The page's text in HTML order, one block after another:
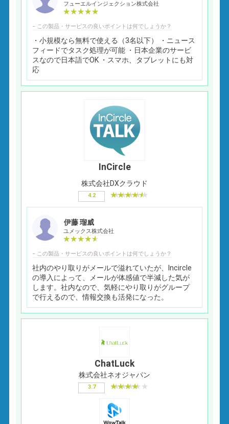
フューエルインジェクション株式会社
− この製品・サービスの良いポイントは何でしょうか？
・小規模なら無料で使える（3名以下） ・ニュース
フィードでタスク処理が可能 ・日本企業のサービ
スなので日本語でOK ・スマホ、タブレットにも対
応
InCircle
株式会社DXクラウド
4.2
伊藤 瑠威
ユメックス株式会社
− この製品・サービスの良いポイントは何でしょうか？
社内のやり取りがメールで溢れていたが、Incircle
の導入によって、メールが体感値で半減した気が
します。社内なので、気軽にやり取りがグループ
で行えるので、情報交換も活発になった。
ChatLuck
株式会社ネオジャパン
3.7